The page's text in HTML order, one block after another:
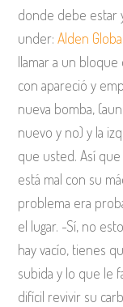
donde debe estar
under:Alden
llamar a un
con apareció y
nueva bomba,
nuevo y no) y la
que usted. Así
está mal con su
problema era
el lugar. -Sí, no
hay vacío, tienes
subida y lo que le
difícil revivir su